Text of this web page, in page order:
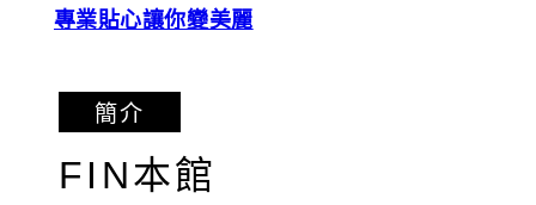
專業貼心讓你變美麗
簡介
FIN本館